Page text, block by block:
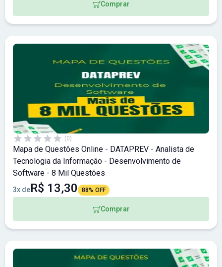
Comprar
(0)
Mapa de Questões Online - DATAPREV - Analista de
Tecnologia da Informação - Desenvolvimento de
Software - 8 Mil Questões
3x deR$ 13,30 88% OFF
Comprar